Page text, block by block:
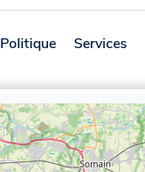
Politique Services